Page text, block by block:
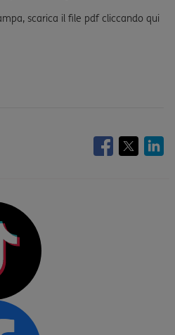
scarica il file pdf cliccando qui